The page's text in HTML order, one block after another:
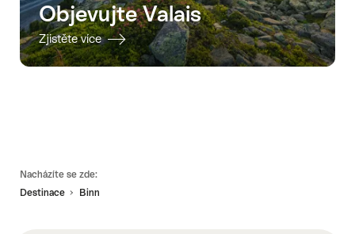
Objevujte Valais
Zjistěte více
Nacházíte se zde:
Destinace
Binn